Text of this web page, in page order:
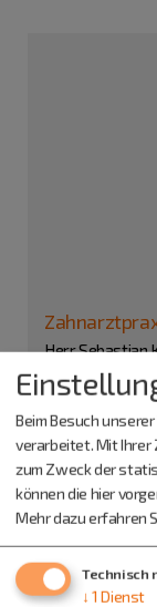
Herr Sebastian
Bahnhofstr. 5
91171 Greding
08463
Beim Besuch
verarbeitet. Mit Ihrer
zum Zweck der
können die hier
Mehr dazu erfahren
Technisch
↓ 1 Dienst